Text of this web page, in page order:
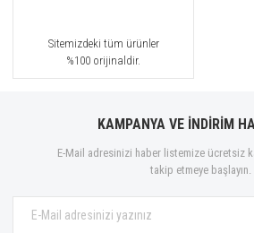
Sitemizdeki tüm ürünler
%100 orijinaldir.
KAMPANYA VE İNDİRİM
E-Mail adresinizi haber listemize ücretsiz
takip etmeye başlayın.